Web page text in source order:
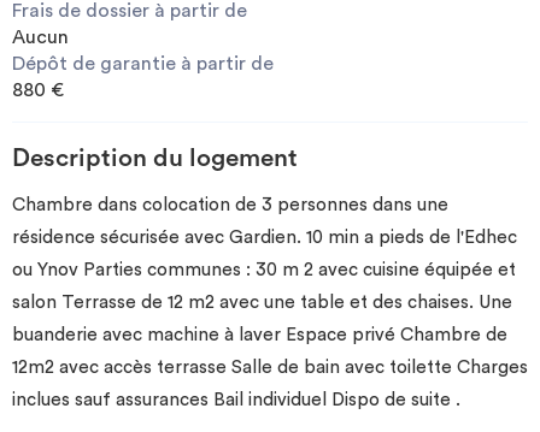
Frais de dossier à partir de
Aucun
Dépôt de garantie à partir de
880 €
Description du logement
Chambre dans colocation de 3 personnes dans une
résidence sécurisée avec Gardien. 10 min a pieds de l'Edhec
ou Ynov Parties communes : 30 m 2 avec cuisine équipée et
salon Terrasse de 12 m2 avec une table et des chaises. Une
buanderie avec machine à laver Espace privé Chambre de
12m2 avec accès terrasse Salle de bain avec toilette Charges
inclues sauf assurances Bail individuel Dispo de suite .